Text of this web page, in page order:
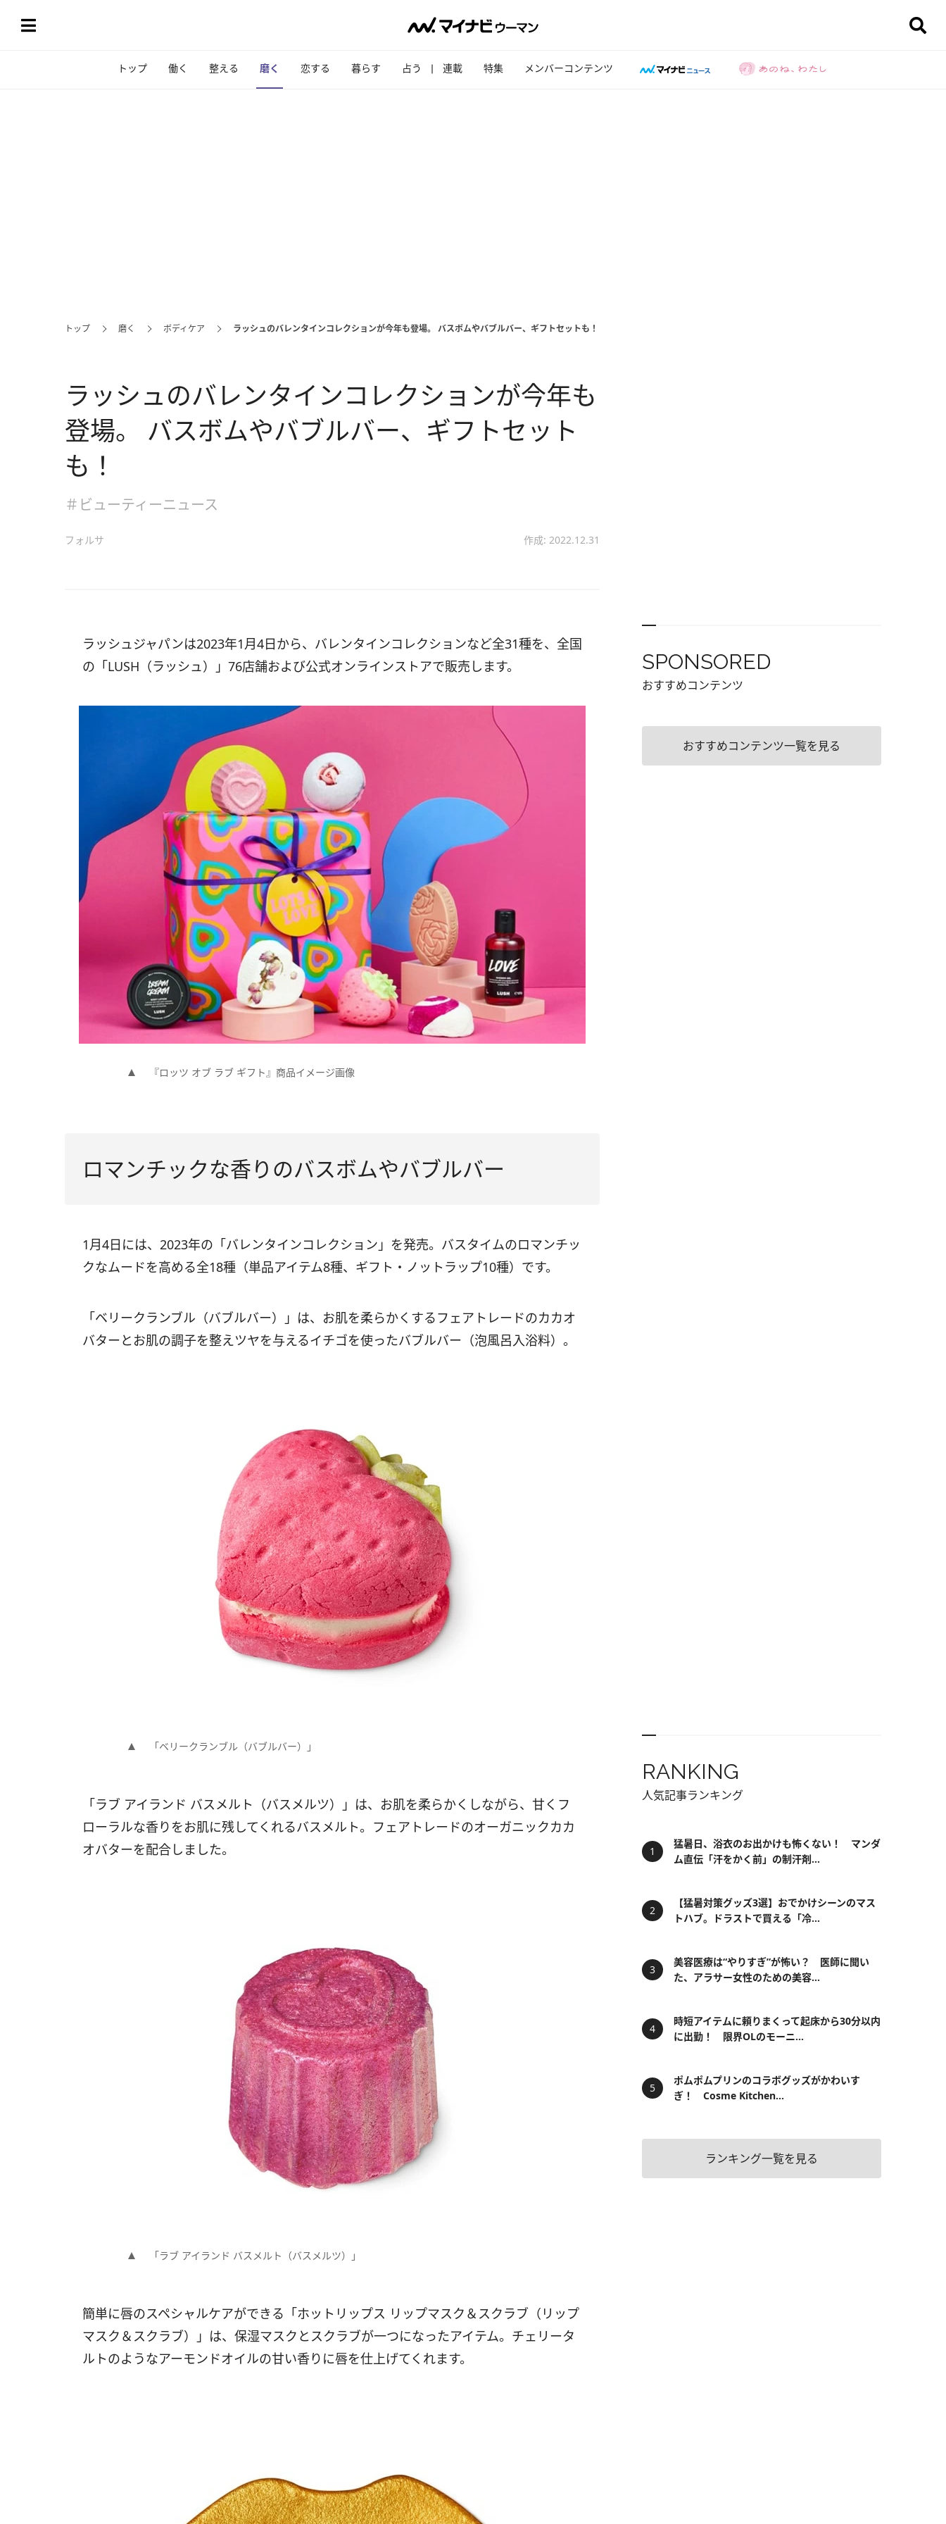
トップ 働く 整える 磨く 恋する 暮らす 占う 連載 特集 メンバーコンテンツ
トップ 磨く ボディケア ラッシュのバレンタインコレクションが今年も登場。 バスボムやバブルバー、ギフトセットも！
ラッシュのバレンタインコレクションが今年も
登場。 バスボムやバブルバー、ギフトセット
も！
＃ビューティーニュース
フォルサ 作成: 2022.12.31
ラッシュジャパンは2023年1月4日から、バレンタインコレクションなど全31種を、全国
の「LUSH（ラッシュ）」76店舗および公式オンラインストアで販売します。
『ロッツ オブ ラブ ギフト』商品イメージ画像
ロマンチックな香りのバスボムやバブルバー
1月4日には、2023年の「バレンタインコレクション」を発売。バスタイムのロマンチッ
クなムードを高める全18種（単品アイテム8種、ギフト・ノットラップ10種）です。
「ベリークランブル（バブルバー）」は、お肌を柔らかくするフェアトレードのカカオ
バターとお肌の調子を整えツヤを与えるイチゴを使ったバブルバー（泡風呂入浴料）。
「ベリークランブル（バブルバー）」
「ラブ アイランド バスメルト（バスメルツ）」は、お肌を柔らかくしながら、甘くフ
ローラルな香りをお肌に残してくれるバスメルト。フェアトレードのオーガニックカカ
オバターを配合しました。
「ラブ アイランド バスメルト（バスメルツ）」
簡単に唇のスペシャルケアができる「ホットリップス リップマスク＆スクラブ（リップ
マスク＆スクラブ）」は、保湿マスクとスクラブが一つになったアイテム。チェリータ
ルトのようなアーモンドオイルの甘い香りに唇を仕上げてくれます。
SPONSORED
おすすめコンテンツ
おすすめコンテンツ一覧を見る
RANKING
人気記事ランキング
猛暑日、浴衣のお出かけも怖くない！ マンダ
ム直伝「汗をかく前」の制汗剤...
【猛暑対策グッズ3選】おでかけシーンのマス
トハブ。ドラストで買える「冷...
美容医療は“やりすぎ”が怖い？ 医師に聞い
た、アラサー女性のための美容...
時短アイテムに頼りまくって起床から30分以内
に出勤！ 限界OLのモーニ...
ポムポムプリンのコラボグッズがかわいす
ぎ！ Cosme Kitchen...
ランキング一覧を見る